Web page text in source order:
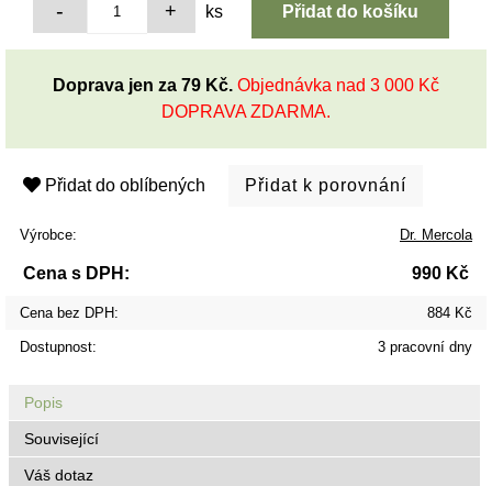
ks
Doprava jen za 79 Kč. Objednávka nad 3 000 Kč
DOPRAVA ZDARMA.
Přidat do oblíbených
Výrobce: Dr. Mercola
Cena s DPH: 990 Kč
Cena bez DPH: 884 Kč
Dostupnost: 3 pracovní dny
Popis
Související
Váš dotaz